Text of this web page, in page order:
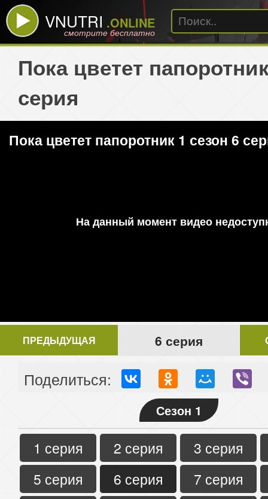
VNUTRI .ONLINE
смотрите бесплатно
Пока цветет
серия
Пока цветет папоротник 1 сезон 6
ПРЕДЫДУЩАЯ 6 серия
Поделиться:
Сезон 1
1 серия 2 серия
3 серия
5 серия
6 серия
7 серия